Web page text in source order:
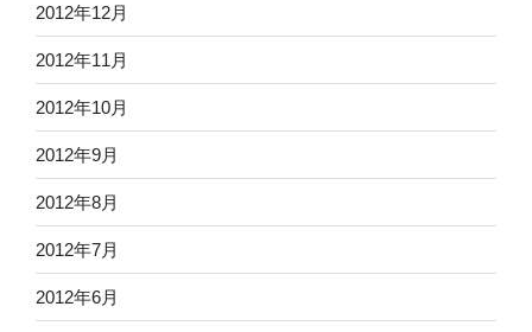
2012年12月
2012年11月
2012年10月
2012年9月
2012年8月
2012年7月
2012年6月